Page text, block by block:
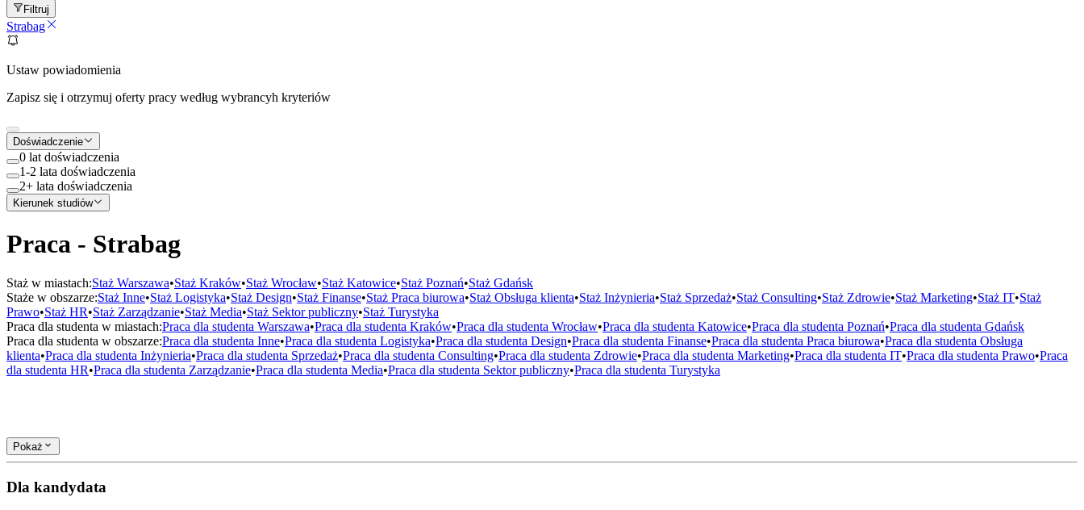
Filtruj
Strabag
Ustaw powiadomienia
Zapisz się i otrzymuj oferty pracy według wybrancyh kryteriów
Doświadczenie
0 lat doświadczenia
1-2 lata doświadczenia
2+ lata doświadczenia
Kierunek studiów
Praca - Strabag
Staż w miastach:Staż Warszawa•Staż Kraków•Staż Wrocław•Staż Katowice•Staż Poznań•Staż Gdańsk
Staże w obszarze:Staż Inne•Staż Logistyka•Staż Design•Staż Finanse•Staż Praca biurowa•Staż Obsługa klienta•Staż Inżynieria•Staż Sprzedaż•Staż Consulting•Staż Zdrowie•Staż Marketing•Staż IT•Staż
Prawo•Staż HR•Staż Zarządzanie•Staż Media•Staż Sektor publiczny•Staż Turystyka
Praca dla studenta w miastach:Praca dla studenta Warszawa•Praca dla studenta Kraków•Praca dla studenta Wrocław•Praca dla studenta Katowice•Praca dla studenta Poznań•Praca dla studenta Gdańsk
Praca dla studenta w obszarze:Praca dla studenta Inne•Praca dla studenta Logistyka•Praca dla studenta Design•Praca dla studenta Finanse•Praca dla studenta Praca biurowa•Praca dla studenta Obsługa
klienta•Praca dla studenta Inżynieria•Praca dla studenta Sprzedaż•Praca dla studenta Consulting•Praca dla studenta Zdrowie•Praca dla studenta Marketing•Praca dla studenta IT•Praca dla studenta Prawo•Praca
dla studenta HR•Praca dla studenta Zarządzanie•Praca dla studenta Media•Praca dla studenta Sektor publiczny•Praca dla studenta Turystyka
Pokaż
Dla kandydata